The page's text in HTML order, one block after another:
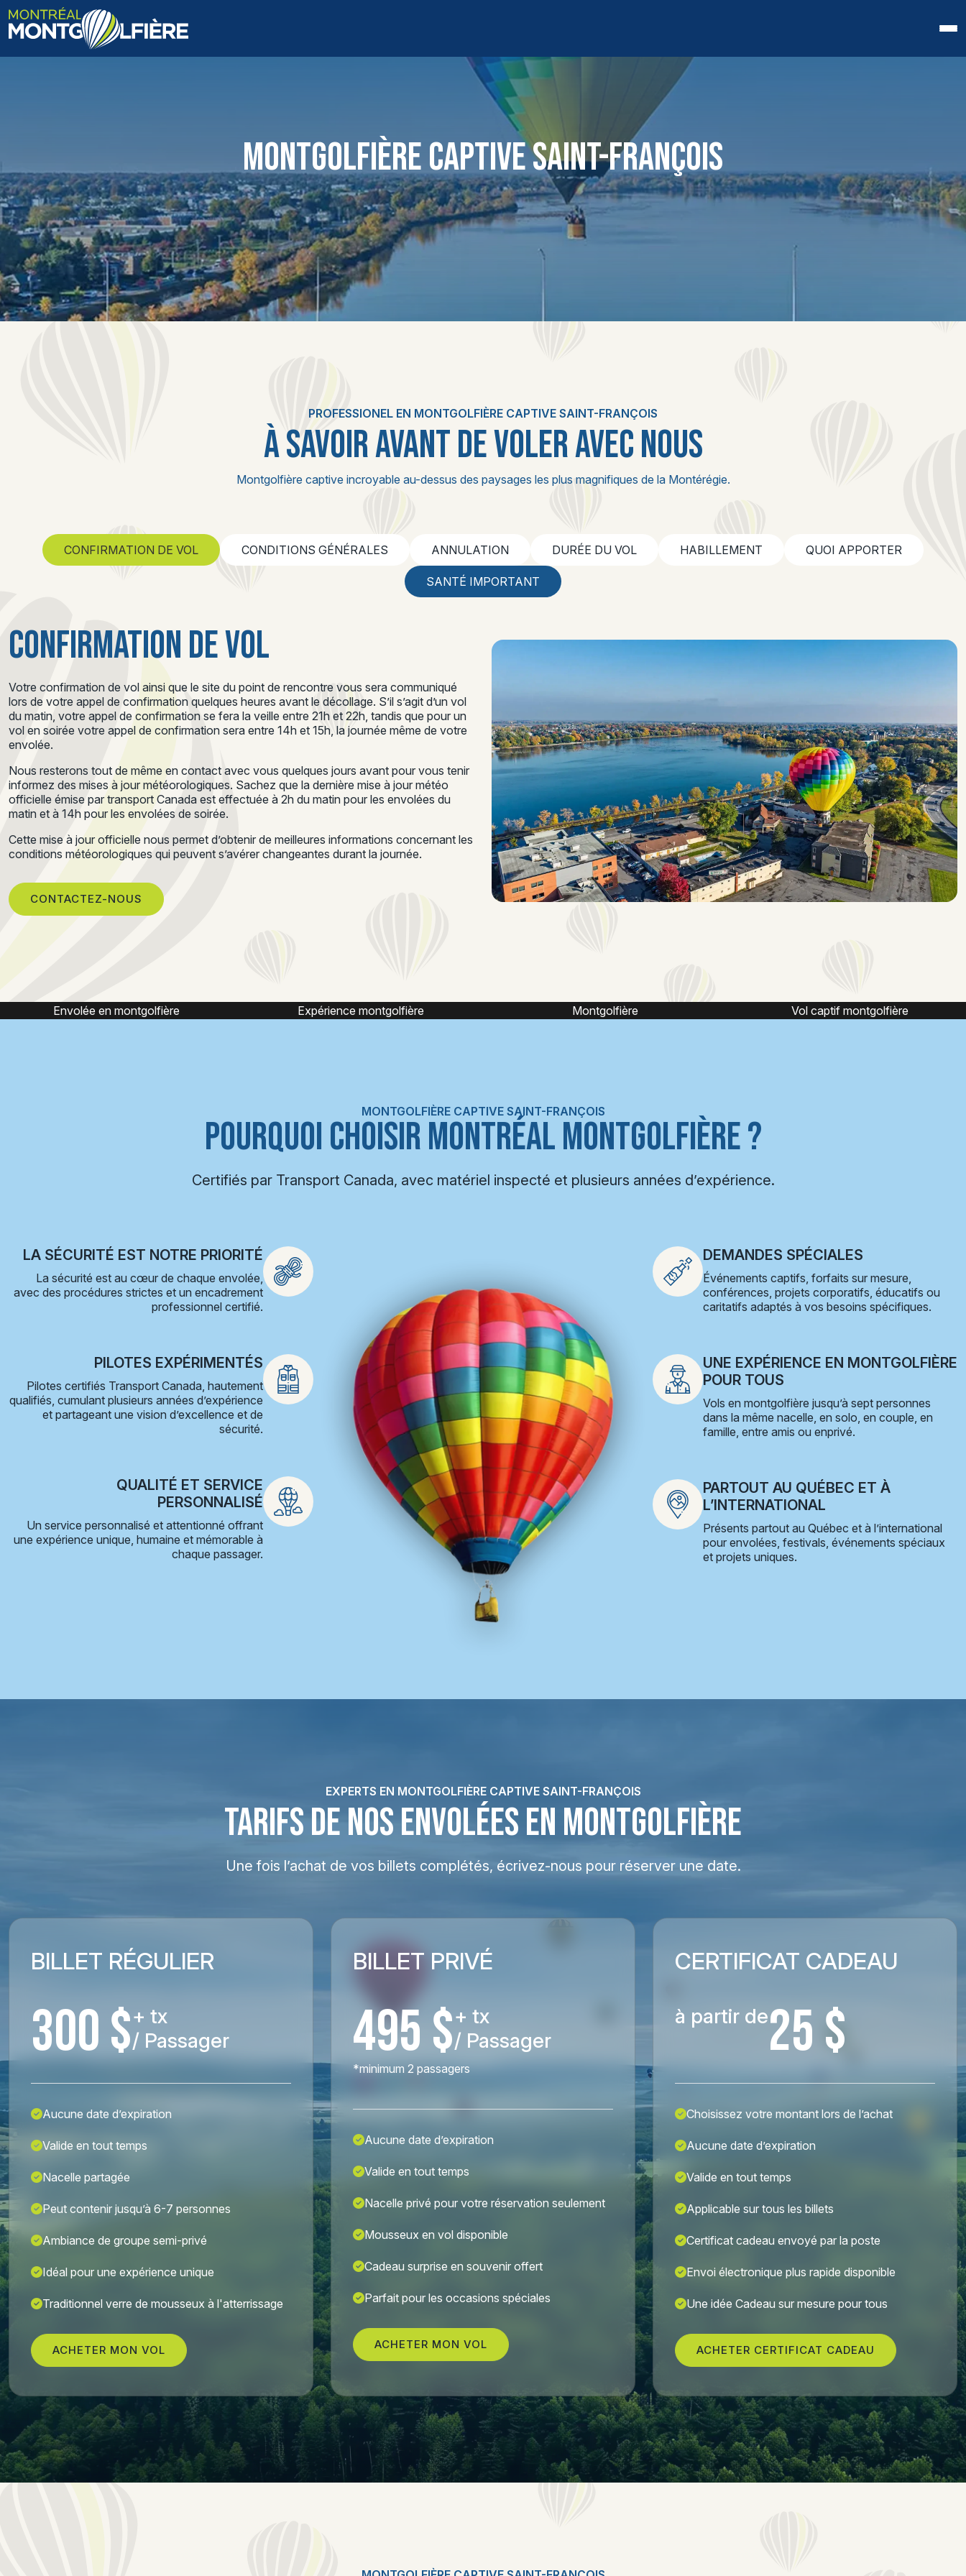
BLOGUE
PHOTOS ET VIDÉOS
CONTACT
EN
MONTGOLFIÈRE CAPTIVE SAINT-FRANÇOIS
PROFESSIONEL EN MONTGOLFIÈRE CAPTIVE SAINT-FRANÇOIS
À SAVOIR AVANT DE VOLER AVEC NOUS
Montgolfière captive incroyable au-dessus des paysages les plus magnifiques de la Montérégie.
CONFIRMATION DE VOL CONDITIONS GÉNÉRALES ANNULATION DURÉE DU VOL HABILLEMENT QUOI APPORTER
SANTÉ IMPORTANT
CONFIRMATION DE VOL
Votre confirmation de vol ainsi que le site du point de rencontre vous sera communiqué
lors de votre appel de confirmation quelques heures avant le décollage. S’il s’agit d’un vol
du matin, votre appel de confirmation se fera la veille entre 21h et 22h, tandis que pour un
vol en soirée votre appel de confirmation sera entre 14h et 15h, la journée même de votre
envolée.
Nous resterons tout de même en contact avec vous quelques jours avant pour vous tenir
informez des mises à jour météorologiques. Sachez que la dernière mise à jour météo
officielle émise par transport Canada est effectuée à 2h du matin pour les envolées du
matin et à 14h pour les envolées de soirée.
Cette mise à jour officielle nous permet d’obtenir de meilleures informations concernant les
conditions météorologiques qui peuvent s’avérer changeantes durant la journée.
CONTACTEZ-NOUS
Expérience montgolfière Montgolfière Vol captif montgolfière Vol en montgolfière
MONTGOLFIÈRE CAPTIVE SAINT-FRANÇOIS
POURQUOI CHOISIR MONTRÉAL MONTGOLFIÈRE ?
Certifiés par Transport Canada, avec matériel inspecté et plusieurs années d’expérience.
LA SÉCURITÉ EST NOTRE PRIORITÉ
La sécurité est au cœur de chaque envolée,
avec des procédures strictes et un encadrement
professionnel certifié.
PILOTES EXPÉRIMENTÉS
Pilotes certifiés Transport Canada, hautement
qualifiés, cumulant plusieurs années d’expérience
et partageant une vision d’excellence et de
sécurité.
QUALITÉ ET SERVICE
PERSONNALISÉ
Un service personnalisé et attentionné offrant
une expérience unique, humaine et mémorable à
chaque passager.
DEMANDES SPÉCIALES
Événements captifs, forfaits sur mesure,
conférences, projets corporatifs, éducatifs ou
caritatifs adaptés à vos besoins spécifiques.
UNE EXPÉRIENCE EN MONTGOLFIÈRE
POUR TOUS
Vols en montgolfière jusqu’à sept personnes
dans la même nacelle, en solo, en couple, en
famille, entre amis ou enprivé.
PARTOUT AU QUÉBEC ET À
L’INTERNATIONAL
Présents partout au Québec et à l’international
pour envolées, festivals, événements spéciaux
et projets uniques.
EXPERTS EN MONTGOLFIÈRE CAPTIVE SAINT-FRANÇOIS
TARIFS DE NOS ENVOLÉES EN MONTGOLFIÈRE
Une fois l’achat de vos billets complétés, écrivez-nous pour réserver une date.
BILLET RÉGULIER
300 $+ tx
/ Passager
Aucune date d’expiration
Valide en tout temps
Nacelle partagée
Peut contenir jusqu’à 6-7 personnes
Ambiance de groupe semi-privé
Idéal pour une expérience unique
Traditionnel verre de mousseux à l'atterrissage
ACHETER MON VOL
BILLET PRIVÉ
495 $+ tx
/ Passager
*minimum 2 passagers
Aucune date d’expiration
Valide en tout temps
Nacelle privé pour votre réservation seulement
Mousseux en vol disponible
Cadeau surprise en souvenir offert
Parfait pour les occasions spéciales
ACHETER MON VOL
CERTIFICAT CADEAU
à partir de25 $
Choisissez votre montant lors de l’achat
Aucune date d’expiration
Valide en tout temps
Applicable sur tous les billets
Certificat cadeau envoyé par la poste
Envoi électronique plus rapide disponible
Une idée Cadeau sur mesure pour tous
ACHETER CERTIFICAT CADEAU